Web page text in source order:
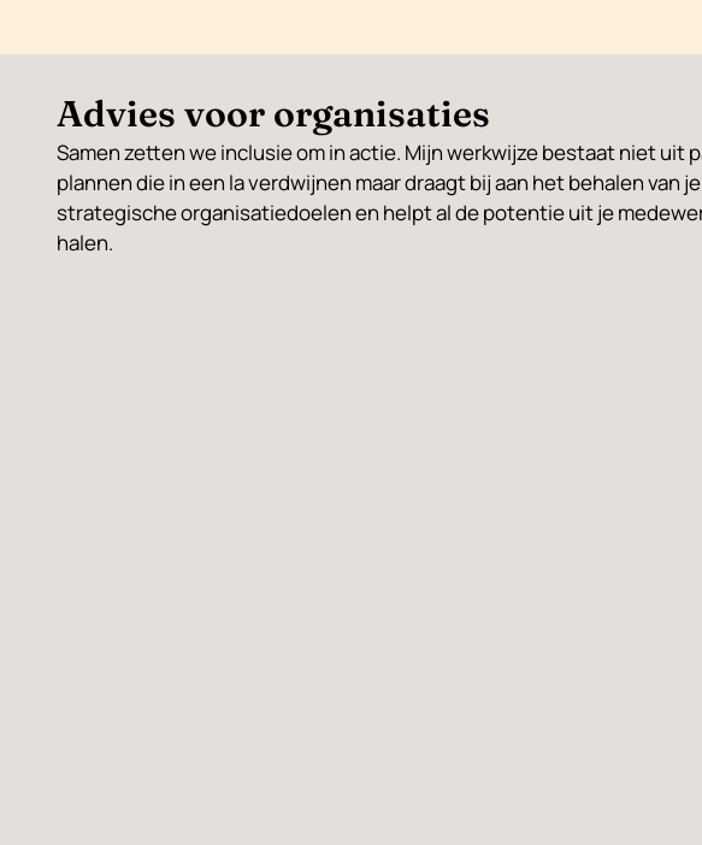
Advies voor organisaties
Samen zetten we inclusie om in actie. Mijn werkwijze bestaat niet uit
plannen die in een la verdwijnen maar draagt bij aan het behalen van je
strategische organisatiedoelen en helpt al de potentie uit je
halen.